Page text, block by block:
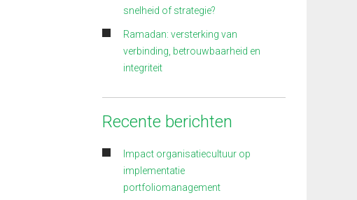
snelheid of strategie?
Ramadan: versterking van
verbinding, betrouwbaarheid en
integriteit
Recente berichten
Impact organisatiecultuur op
implementatie
portfoliomanagement